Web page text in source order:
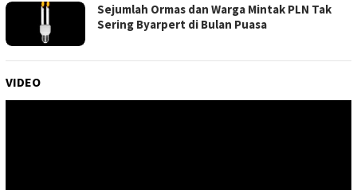
Sejumlah Ormas dan Warga Mintak PLN Tak
Sering Byarpert di Bulan Puasa
VIDEO